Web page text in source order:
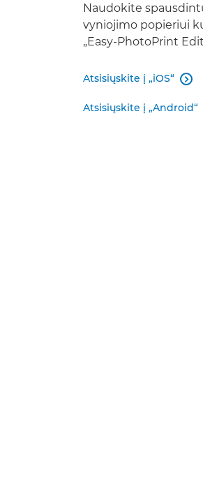
Naudokite
vyniojimo popieriui
„Easy-PhotoPrint
Atsisiųskite į „iOS“ 
Atsisiųskite į „Android“